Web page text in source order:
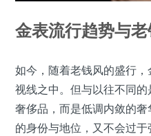
金表流行趋势与
如今，随着老钱风的盛行
视线之中。但与以往不同
奢侈品，而是低调内敛的
的身份与地位，又不会过